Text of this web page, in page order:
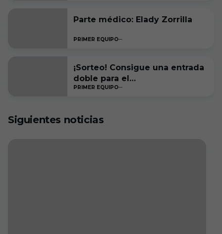
temporada”
Parte médico: Elady Zorrilla
PRIMER EQUIPO
¡Sorteo! Consigue una entrada
doble para el
#RacingFerrolBurgosCF
PRIMER EQUIPO
Siguientes noticias